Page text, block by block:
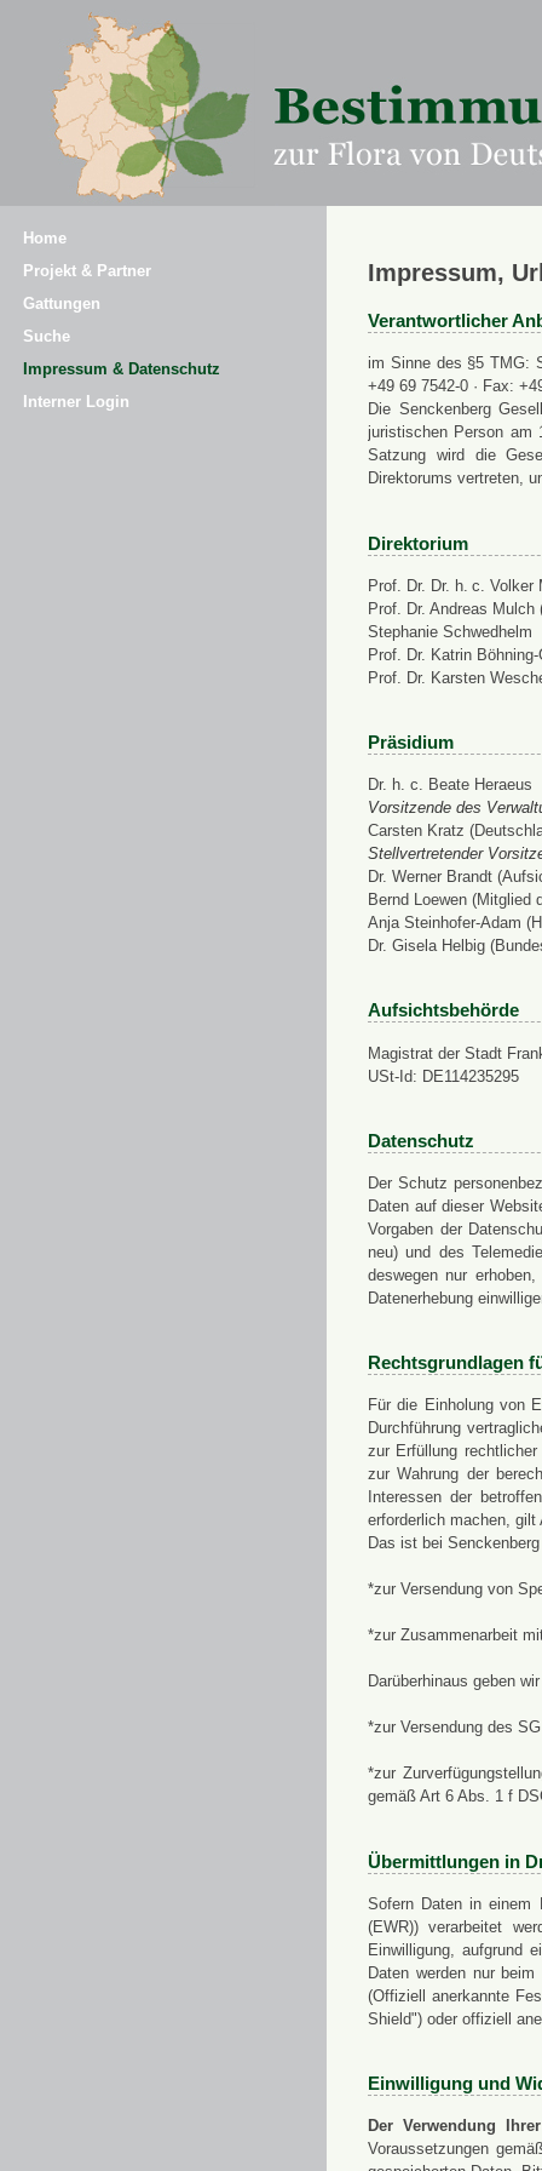
Home
Projekt & Partner
Gattungen
Suche
Impressum & Datenschutz
Interner Login
Impressum,
Verantwortlicher
im Sinne des §5 TMG:
+49 69 7542-0 · Fax:
Die Senckenberg
juristischen Person am
Satzung wird die
Direktorums vertreten,
Direktorium
Prof. Dr. Dr. h. c. Volker
Prof. Dr. Andreas
Stephanie Schwedhelm
Prof. Dr. Katrin
Prof. Dr. Karsten
Präsidium
Dr. h. c. Beate Heraeus
Vorsitzende des
Carsten Kratz
Stellvertretender
Dr. Werner Brandt
Bernd Loewen (Mitglied
Anja Steinhofer-Adam
Dr. Gisela Helbig
Aufsichtsbehörde
Magistrat der Stadt
USt-Id: DE114235295
Datenschutz
Der Schutz
Daten auf dieser
Vorgaben der
neu) und des
deswegen nur
Datenerhebung
Rechtsgrundlagen
Für die Einholung von
Durchführung
zur Erfüllung
zur Wahrung der
Interessen der
erforderlich machen,
Das ist bei
*zur Versendung von
*zur Zusammenarbeit
Darüberhinaus geben
*zur Versendung des
*zur
gemäß Art 6 Abs. 1 f
Übermittlungen in
Sofern Daten in einem
(EWR)) verarbeitet
Einwilligung, aufgrund
Daten werden nur
(Offiziell anerkannte
Shield") oder offiziell
Einwilligung und
Der Verwendung
Voraussetzungen